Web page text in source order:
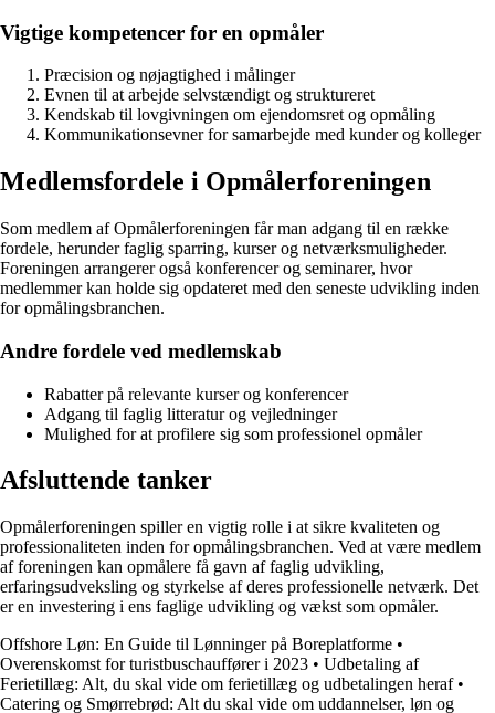
Vigtige kompetencer for en opmåler
Præcision og nøjagtighed i målinger
Evnen til at arbejde selvstændigt og struktureret
Kendskab til lovgivningen om ejendomsret og opmåling
Kommunikationsevner for samarbejde med kunder og kolleger
Medlemsfordele i Opmålerforeningen
Som medlem af Opmålerforeningen får man adgang til en række
fordele, herunder faglig sparring, kurser og netværksmuligheder.
Foreningen arrangerer også konferencer og seminarer, hvor
medlemmer kan holde sig opdateret med den seneste udvikling inden
for opmålingsbranchen.
Andre fordele ved medlemskab
Rabatter på relevante kurser og konferencer
Adgang til faglig litteratur og vejledninger
Mulighed for at profilere sig som professionel opmåler
Afsluttende tanker
Opmålerforeningen spiller en vigtig rolle i at sikre kvaliteten og
professionaliteten inden for opmålingsbranchen. Ved at være medlem
af foreningen kan opmålere få gavn af faglig udvikling,
erfaringsudveksling og styrkelse af deres professionelle netværk. Det
er en investering i ens faglige udvikling og vækst som opmåler.
Offshore Løn: En Guide til Lønninger på Boreplatforme •
Overenskomst for turistbuschauffører i 2023 • Udbetaling af
Ferietillæg: Alt, du skal vide om ferietillæg og udbetalingen heraf•
Catering og Smørrebrød: Alt du skal vide om uddannelser, løn og